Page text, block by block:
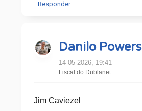
Responder
Danilo Powers
14-05-2026, 19:41
Fiscal do Dublanet
Jim Caviezel